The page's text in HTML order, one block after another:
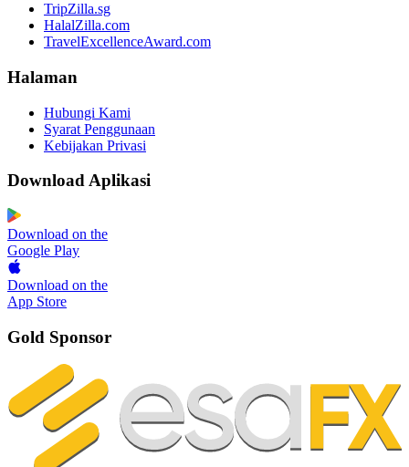
TripZilla.sg
HalalZilla.com
TravelExcellenceAward.com
Halaman
Hubungi Kami
Syarat Penggunaan
Kebijakan Privasi
Download Aplikasi
Download on the
Google Play
Download on the
App Store
Gold Sponsor